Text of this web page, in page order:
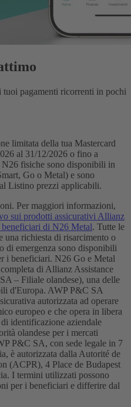
pagamenti ricorrenti in pochi
limitata della tua Mastercard
al 31/12/2026 o fino a
N26 fisiche sono disponibili in
Go o Metal) e sono
Listino prezzi applicabili.
Per maggiori informazioni,
sui prodotti assicurativi Allianz
di N26 Metal. Tutte le
una richiesta di risarcimento o
di emergenza sono disponibili
i beneficiari. N26 Go e Metal
di Allianz Assistance
– Filiale olandese), una delle
d'Europa. AWP P&C SA
autorizzata ad operare
europeo e che opera in libera
identificazione aziendale
olandese per i mercati
P&C SA, con sede legale in 7
è autorizzata dalla Autorité de
(ACPR), 4 Place de Budapest
I termini utilizzati possono
per i beneficiari e differire dal